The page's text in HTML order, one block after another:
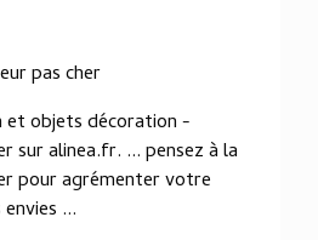
pas cher
et objets décoration -
sur alinea.fr. ... pensez à la
pour agrémenter votre
...